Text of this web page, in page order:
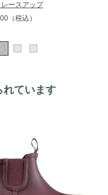
ースアップ
（税込）
れています